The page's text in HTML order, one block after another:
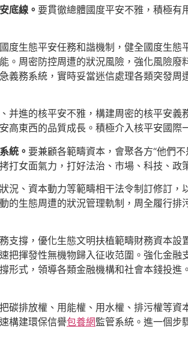
安底線。 要貫徹總體國度平安不雅，積極有
度生態平安任務和諧機制，健全國度生
。周密防控周遭的狀況風險，強化風險
義務系統，實時妥當迷信處理各類突發
并進的核平安不雅，構建周密的核平安
高東西的品質成長。積極介入核平安國際
統。 要兼顧各範疇資本，會聚各方“他們
打女面氣力，打好法治、市場、科技、政
況、資本動力等範疇相干法令制訂修訂
的生態周遭的狀況管理軌制，周全履行排
支撐，優化生態文明扶植範疇財務資本
把揮發性無機物歸入征收范圍。強化金
形式，領導各類金融機構和社會本錢投進
碳排放權、用能權、用水權、排污權等
構建環保信譽包養網監管系統。進一個步